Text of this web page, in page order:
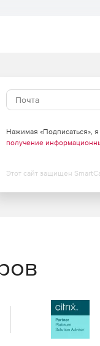
Нажимая «Подписаться»,
получение
Этот сайт защищен